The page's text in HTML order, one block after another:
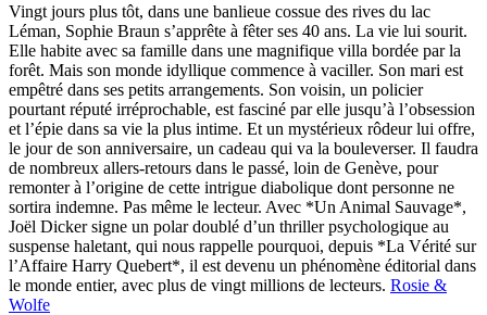
Vingt jours plus tôt, dans une banlieue cossue des rives du lac
Léman, Sophie Braun s’apprête à fêter ses 40 ans. La vie lui sourit.
Elle habite avec sa famille dans une magnifique villa bordée par la
forêt. Mais son monde idyllique commence à vaciller. Son mari est
empêtré dans ses petits arrangements. Son voisin, un policier
pourtant réputé irréprochable, est fasciné par elle jusqu’à l’obsession
et l’épie dans sa vie la plus intime. Et un mystérieux rôdeur lui offre,
le jour de son anniversaire, un cadeau qui va la bouleverser. Il faudra
de nombreux allers-retours dans le passé, loin de Genève, pour
remonter à l’origine de cette intrigue diabolique dont personne ne
sortira indemne. Pas même le lecteur. Avec *Un Animal Sauvage*,
Joël Dicker signe un polar doublé d’un thriller psychologique au
suspense haletant, qui nous rappelle pourquoi, depuis *La Vérité sur
l’Affaire Harry Quebert*, il est devenu un phénomène éditorial dans
le monde entier, avec plus de vingt millions de lecteurs. Rosie &
Wolfe